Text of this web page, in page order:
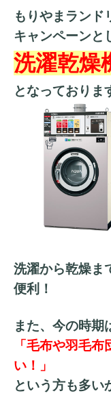
もりやまランド
キャンペーンと
洗濯乾燥
となっておりま
洗濯から乾燥ま
便利！
また、今の時期
「毛布や羽毛
い！」
という方も多い